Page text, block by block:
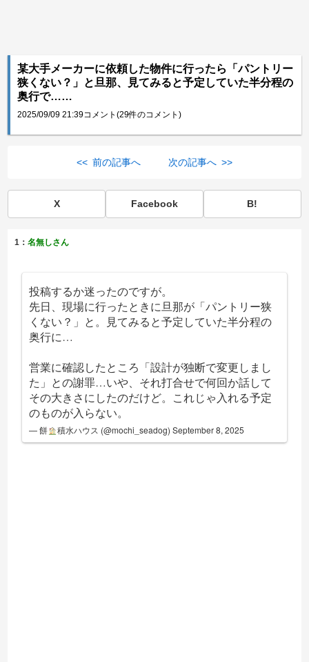
某大手メーカーに依頼した物件に行ったら「パントリー
狭くない？」と旦那、見てみると予定していた半分程の
奥行で……
2025/09/09 21:39コメント(29件のコメント)
<< 前の記事へ 次の記事へ >>
X Facebook B!
1：名無しさん
投稿するか迷ったのですが。
先日、現場に行ったときに旦那が「パントリー狭
くない？」と。見てみると予定していた半分程の
奥行に…
営業に確認したところ「設計が独断で変更しまし
た」との謝罪…いや、それ打合せで何回か話して
その大きさにしたのだけど。これじゃ入れる予定
のものが入らない。
— 餅 積水ハウス (@mochi_seadog) September 8, 2025